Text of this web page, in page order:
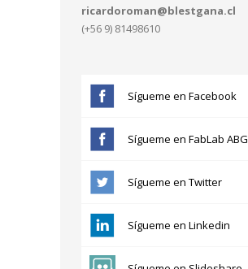
ricardoroman@blestgana.cl
(+56 9) 81498610
Sígueme en Facebook
Sígueme en FabLab ABG
Sígueme en Twitter
Sígueme en Linkedin